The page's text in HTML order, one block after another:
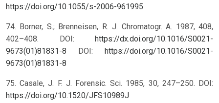
https://doi.org/10.1055/s-2006-961995
74. Borner, S.; Brenneisen, R. J. Chromatogr. A. 1987, 408,
402–408. DOI: https://dx.doi.org/10.1016/S0021-
9673(01)81831-8
DOI: https://doi.org/10.1016/S0021-
9673(01)81831-8
75. Casale, J. F. J. Forensic. Sci. 1985, 30, 247–250. DOI:
https://doi.org/10.1520/JFS10989J